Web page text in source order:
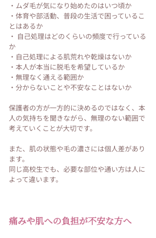
・ムダ毛が気になり始めたのはいつ頃か
・体育や部活動、普段の生活で困っているこ
とはあるか
・ 自己処理はどのくらいの頻度で行っている
か
・自己処理による肌荒れや乾燥はないか
・本人が本当に脱毛を希望しているか
・無理なく通える範囲か
・分からないことや不安なことはないか
保護者の方が一方的に決めるのではなく、本
人の気持ちを聞きながら、無理のない範囲で
考えていくことが大切です。
また、肌の状態や毛の濃さには個人差があり
ます。
同じ高校生でも、必要な部位や通い方は人に
よって違います。
痛みや肌への負担が不安な方へ